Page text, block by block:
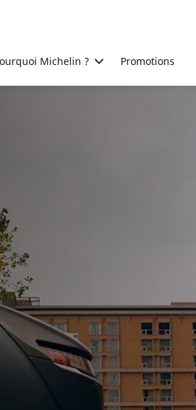
Michelin ? Promotions